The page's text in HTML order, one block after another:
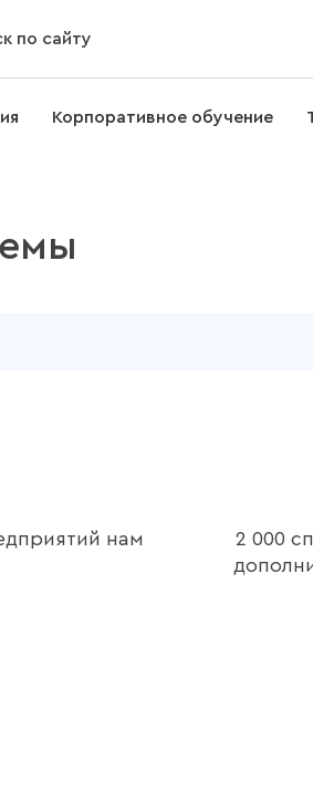
по сайту
Корпоративное обучение
нам
2 000